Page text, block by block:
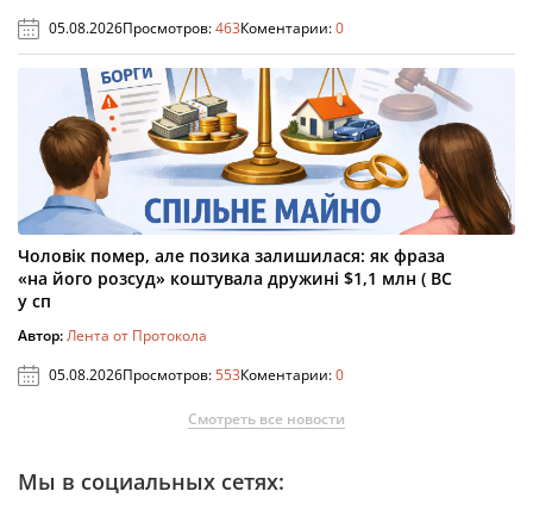
05.08.2026Просмотров:463Коментарии:0
Чоловік помер, але позика залишилася: як фраза
«на його розсуд» коштувала дружині $1,1 млн ( ВС
у сп
Автор:Лента от Протокола
05.08.2026Просмотров:553Коментарии:0
Смотреть все новости
Мы в социальных сетях: